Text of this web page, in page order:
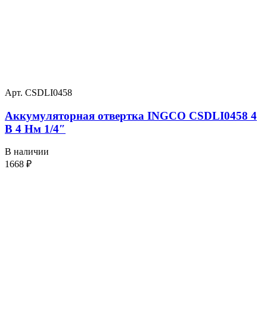
Арт. CSDLI0458
Аккумуляторная отвертка INGCO CSDLI0458 4
В 4 Нм 1/4″
В наличии
1668 ₽